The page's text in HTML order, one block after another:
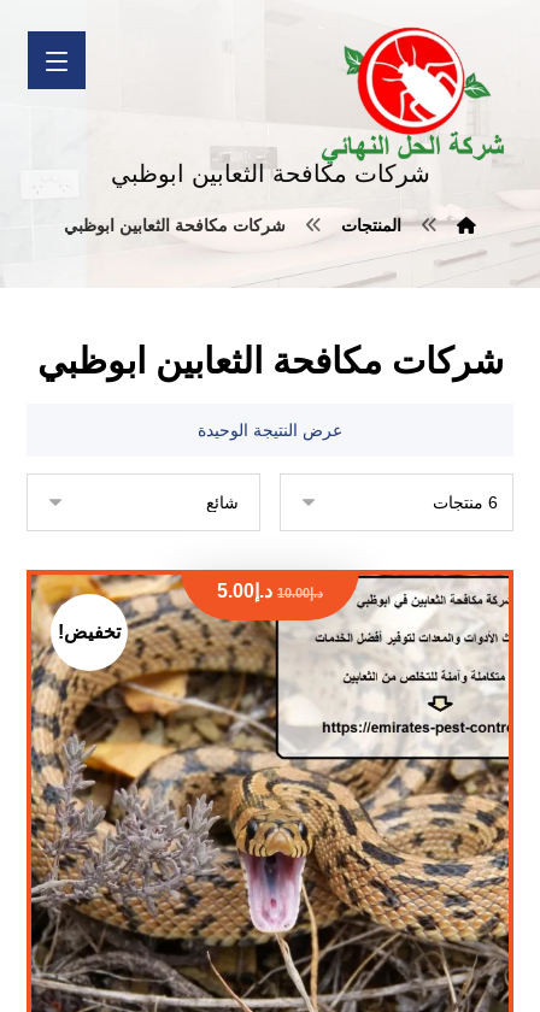
شركات مكافحة الثعابين ابوظبي
المنتجات شركات مكافحة الثعابين ابوظبي
شركات مكافحة الثعابين ابوظبي
عرض النتيجة الوحيدة
د.إ10.00 د.إ 5.00
تخفيض!